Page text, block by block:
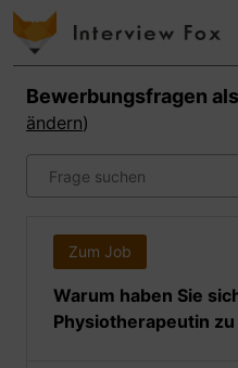
Bewerbungsfragen als
ändern)
Zum Job
Warum haben Sie
Physiotherapeutin